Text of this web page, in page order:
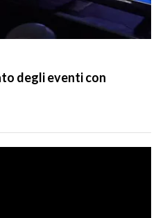
degli eventi con